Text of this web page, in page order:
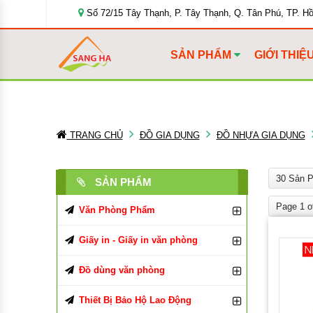
Số 72/15 Tây Thạnh, P. Tây Thạnh, Q. Tân Phú, TP.
SẢN PHẨM GIỚI
TRANG CHỦ ĐỒ GIA DỤNG ĐỒ NHỰA GIA DỤNG
SẢN PHẨM
Văn Phòng Phẩm
Bút Viết Các Loại
Bút Bi
Bút Chì, Ruột Chì
Bìa Đựng Hồ Sơ
Bìa Màu
Tập, Vở, Sổ
Giấy in - Giấy in văn phòng
Giấy In, Giấy Photocopy
Giấy in Double A
Giấy văn phòng
Đồ dùng văn phòng
Đồ Dùng Văn Phòng Phẩm
Thiết Bị Bảo Hộ Lao Động
30 Sản
Page 1